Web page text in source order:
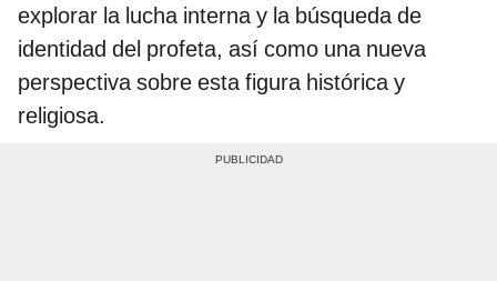
explorar la lucha interna y la búsqueda de
identidad del profeta, así como una nueva
perspectiva sobre esta figura histórica y
religiosa.